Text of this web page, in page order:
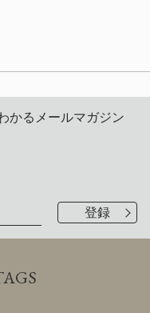
かるメールマガジン